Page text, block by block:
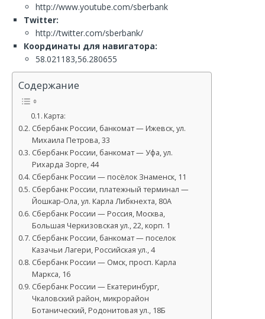
http://www.youtube.com/sberbank
Twitter:
http://twitter.com/sberbank/
Координаты для навигатора:
58.021183,56.280655
Содержание
Карта:
Сбербанк России, банкомат — Ижевск, ул.
Михаила Петрова, 33
Сбербанк России, банкомат — Уфа, ул.
Рихарда Зорге, 44
Сбербанк России — посёлок Знаменск, 11
Сбербанк России, платежный терминал —
Йошкар-Ола, ул. Карла Либкнехта, 80А
Сбербанк России — Россия, Москва,
Большая Черкизовская ул., 22, корп. 1
Сбербанк России, банкомат — поселок
Казачьи Лагери, Российская ул., 4
Сбербанк России — Омск, просп. Карла
Маркса, 16
Сбербанк России — Екатеринбург,
Чкаловский район, микрорайон
Ботанический, Родонитовая ул., 18Б